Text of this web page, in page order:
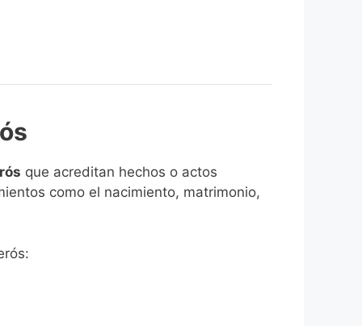
que acreditan hechos o actos
como el nacimiento, matrimonio,